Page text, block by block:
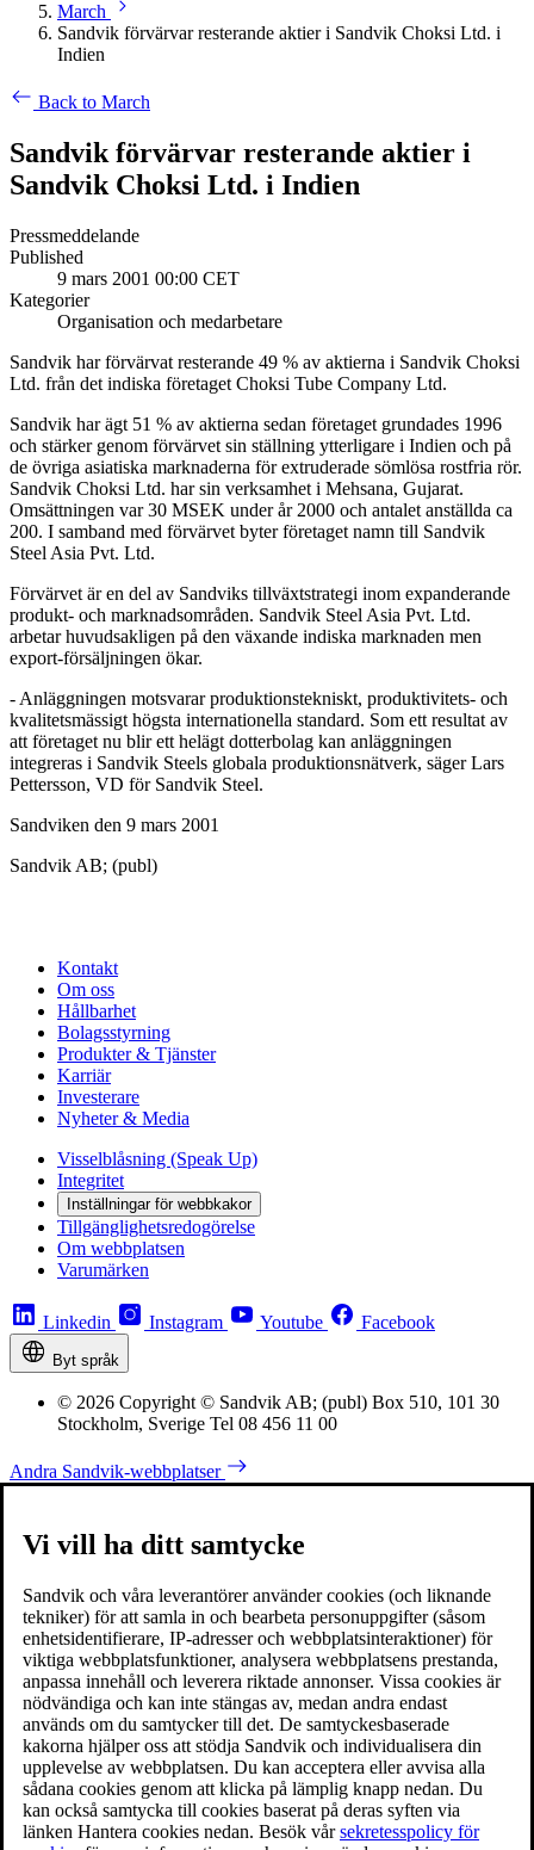
March
Sandvik förvärvar resterande aktier i Sandvik Choksi Ltd. i
Indien
Back to March
Sandvik förvärvar resterande aktier i
Sandvik Choksi Ltd. i Indien
Pressmeddelande
Published
9 mars 2001 00:00 CET
Kategorier
Organisation och medarbetare
Sandvik har förvärvat resterande 49 % av aktierna i Sandvik Choksi
Ltd. från det indiska företaget Choksi Tube Company Ltd.
Sandvik har ägt 51 % av aktierna sedan företaget grundades 1996
och stärker genom förvärvet sin ställning ytterligare i Indien och på
de övriga asiatiska marknaderna för extruderade sömlösa rostfria rör.
Sandvik Choksi Ltd. har sin verksamhet i Mehsana, Gujarat.
Omsättningen var 30 MSEK under år 2000 och antalet anställda ca
200. I samband med förvärvet byter företaget namn till Sandvik
Steel Asia Pvt. Ltd.
Förvärvet är en del av Sandviks tillväxtstrategi inom expanderande
produkt- och marknadsområden. Sandvik Steel Asia Pvt. Ltd.
arbetar huvudsakligen på den växande indiska marknaden men
export-försäljningen ökar.
- Anläggningen motsvarar produktionstekniskt, produktivitets- och
kvalitetsmässigt högsta internationella standard. Som ett resultat av
att företaget nu blir ett helägt dotterbolag kan anläggningen
integreras i Sandvik Steels globala produktionsnätverk, säger Lars
Pettersson, VD för Sandvik Steel.
Sandviken den 9 mars 2001
Sandvik AB; (publ)
Kontakt
Om oss
Hållbarhet
Bolagsstyrning
Produkter & Tjänster
Karriär
Investerare
Nyheter & Media
Visselblåsning (Speak Up)
Integritet
Inställningar för webbkakor
Tillgänglighetsredogörelse
Om webbplatsen
Varumärken
Linkedin Instagram Youtube Facebook
Byt språk
© 2026 Copyright © Sandvik AB; (publ) Box 510, 101 30
Stockholm, Sverige Tel 08 456 11 00
Andra Sandvik-webbplatser
Vi vill ha ditt samtycke
Sandvik och våra leverantörer använder cookies (och liknande
tekniker) för att samla in och bearbeta personuppgifter (såsom
enhetsidentifierare, IP-adresser och webbplatsinteraktioner) för
viktiga webbplatsfunktioner, analysera webbplatsens prestanda,
anpassa innehåll och leverera riktade annonser. Vissa cookies är
nödvändiga och kan inte stängas av, medan andra endast
används om du samtycker till det. De samtyckesbaserade
kakorna hjälper oss att stödja Sandvik och individualisera din
upplevelse av webbplatsen. Du kan acceptera eller avvisa alla
sådana cookies genom att klicka på lämplig knapp nedan. Du
kan också samtycka till cookies baserat på deras syften via
länken Hantera cookies nedan. Besök vårsekretesspolicy för